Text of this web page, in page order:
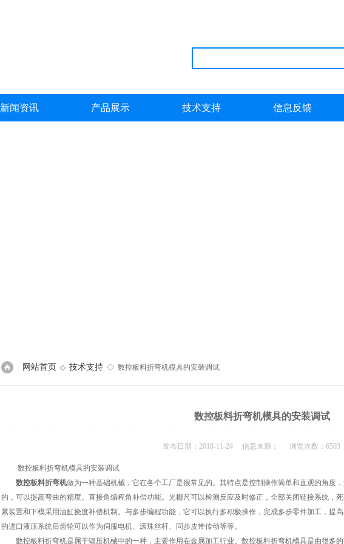
新闻资讯 产品展示 技术支持 信息反馈
网站首页 ◇ 技术支持 ◇ 数控板料折弯机模具的安装调试
数控板料折弯机模具的安装调试
发布日期：2018-11-24 信息来源： 浏览次数：6503
数控板料折弯机模具的安装调试
数控板料折弯机做为一种基础机械，它在各个工厂是很常见的。其特点是控制操作简单和直观的角度
的，可以提高弯曲的精度。直接角编程角补偿功能。光栅尺可以检测反应及时修正，全部关闭链接系统，
紧装置和下模采用油缸挠度补偿机制。与多步编程功能，它可以执行多积极操作，完成多步零件加工，提
的进口液压系统后齿轮可以作为伺服电机、滚珠丝杆、同步皮带传动等等。
数控板料折弯机是属于锻压机械中的一种，主要作用在金属加工行业。数控板料折弯机模具是由很多